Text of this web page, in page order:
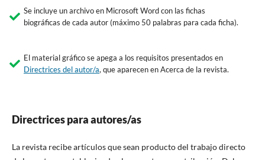
Se incluye un archivo en Microsoft Word con las fichas
biográficas de cada autor (máximo 50 palabras para cada ficha).
El material gráfico se apega a los requisitos presentados en
Directrices del autor/a, que aparecen en Acerca de la revista.
Directrices para autores/as
La revista recibe artículos que sean producto del trabajo directo